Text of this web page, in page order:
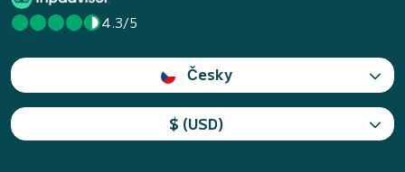
4.3/5
Česky
$ (USD)